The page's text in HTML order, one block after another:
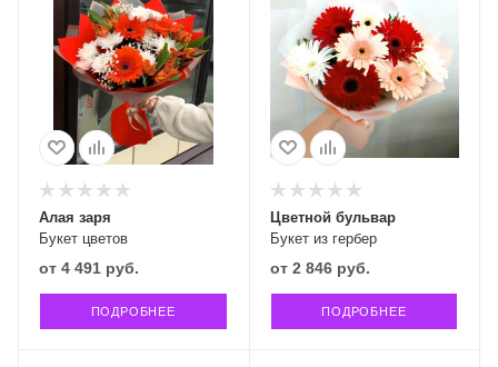
Букет цветов
Алая заря
от 4 491 руб.
ПОДРОБНЕЕ
Букет из гербер
Цветной бульвар
от 2 846 руб.
ПОДРОБНЕЕ